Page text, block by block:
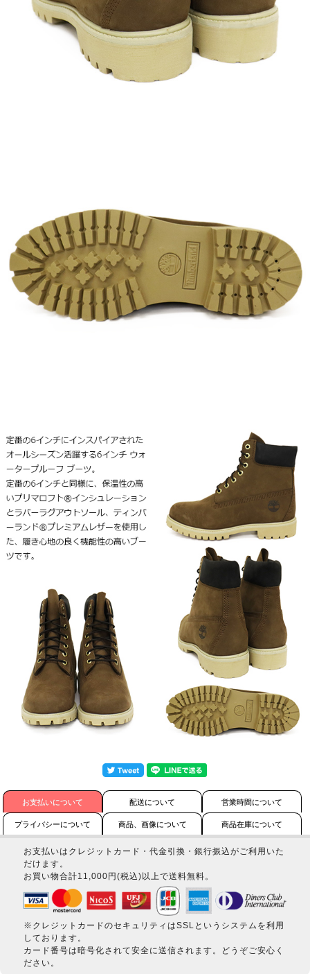
お支払いについて 配送について 営業時間について
プライバシーについて 商品、画像について 商品在庫について
お支払いはクレジットカード・代金引換・銀行振込がご利用いた
だけます。
お買い物合計11,000円(税込)以上で送料無料。
※クレジットカードのセキュリティはSSLというシステムを利用
しております。
カード番号は暗号化されて安全に送信されます。どうぞご安心く
ださい。